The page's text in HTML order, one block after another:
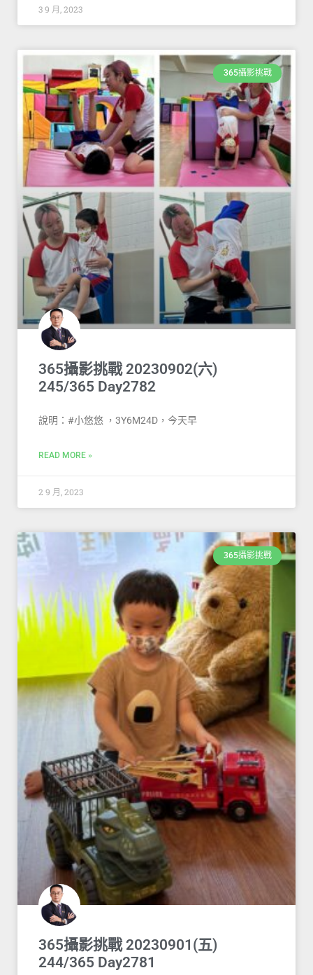
3 9 月, 2023
365攝影挑戰
365攝影挑戰 20230902(六)
245/365 Day2782
說明：#小悠悠 ，3Y6M24D，今天早
READ MORE »
2 9 月, 2023
365攝影挑戰
365攝影挑戰 20230901(五)
244/365 Day2781